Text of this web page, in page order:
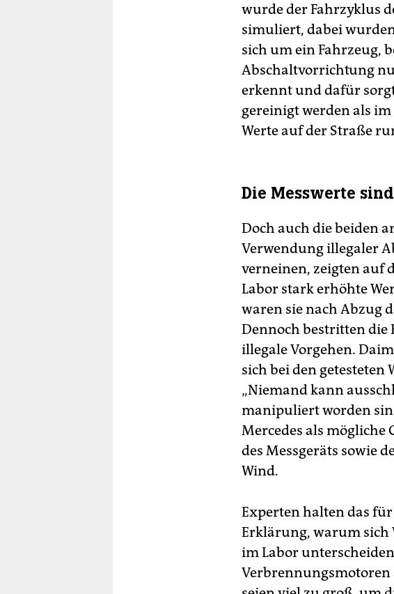
wurde der Fahrzyklus
simuliert, dabei wurden
sich um ein Fahrzeug,
Abschaltvorrichtung
erkennt und dafür
gereinigt werden als
Werte auf der Straße
Die Messwerte
Doch auch die beiden
Verwendung illegaler
verneinen, zeigten auf
Labor stark erhöhte
waren sie nach Abzug
Dennoch bestritten die
illegale Vorgehen.
sich bei den getesteten
„Niemand kann
manipuliert worden
Mercedes als
des Messgeräts sowie
Wind.
Experten halten das
Erklärung, warum sich
im Labor
Verbrennungsmotoren